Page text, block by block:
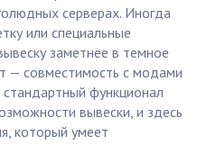
серверах. Иногда
или специальные
заметнее в темное
— совместимость с модами
функционал
вывески, и здесь
который умеет